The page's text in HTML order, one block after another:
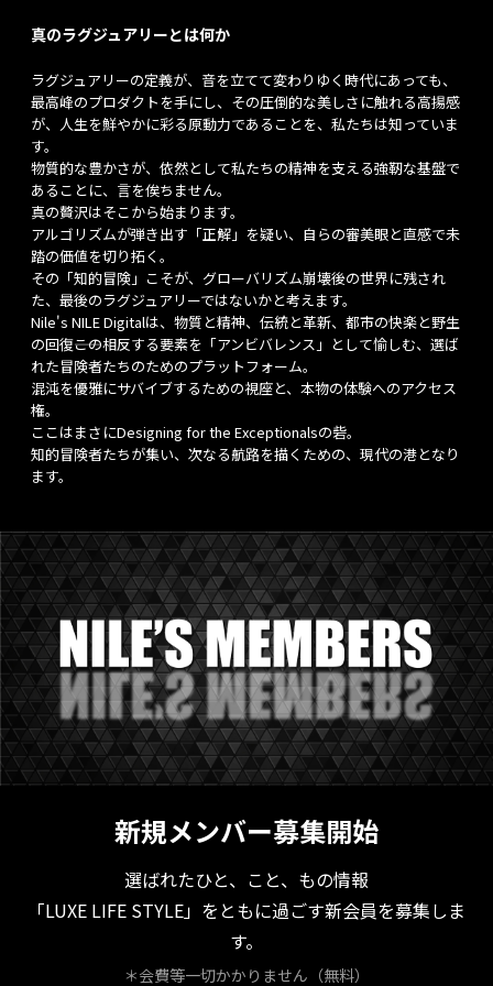
真のラグジュアリーとは何か
ラグジュアリーの定義が、音を立てて変わりゆく時代にあっても、
最高峰のプロダクトを手にし、その圧倒的な美しさに触れる高揚感
が、人生を鮮やかに彩る原動力であることを、私たちは知っていま
す。
物質的な豊かさが、依然として私たちの精神を支える強靭な基盤で
あることに、言を俟ちません。
真の贅沢はそこから始まります。
アルゴリズムが弾き出す「正解」を疑い、自らの審美眼と直感で未
踏の価値を切り拓く。
その「知的冒険」こそが、グローバリズム崩壊後の世界に残され
た、最後のラグジュアリーではないかと考えます。
Nile's NILE Digitalは、物質と精神、伝統と革新、都市の快楽と野生
の回復――この相反する要素を「アンビバレンス」として愉しむ、選ば
れた冒険者たちのためのプラットフォーム。
混沌を優雅にサバイブするための視座と、本物の体験へのアクセス
権。
ここはまさにDesigning for the Exceptionalsの砦。
知的冒険者たちが集い、次なる航路を描くための、現代の港となり
ます。
新規メンバー募集開始
選ばれたひと、こと、もの情報
「LUXE LIFE STYLE」をともに過ごす新会員を募集しま
す。
＊会費等一切かかりません（無料）